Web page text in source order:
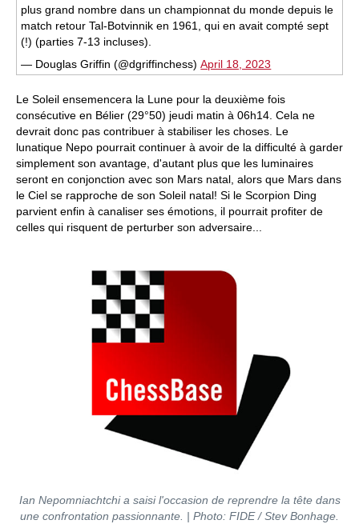
plus grand nombre dans un championnat du monde depuis le
match retour Tal-Botvinnik en 1961, qui en avait compté sept
(!) (parties 7-13 incluses).
— Douglas Griffin (@dgriffinchess)April 18, 2023
Le Soleil ensemencera la Lune pour la deuxième fois
consécutive en Bélier (29°50) jeudi matin à 06h14. Cela ne
devrait donc pas contribuer à stabiliser les choses. Le
lunatique Nepo pourrait continuer à avoir de la difficulté à garder
simplement son avantage, d'autant plus que les luminaires
seront en conjonction avec son Mars natal, alors que Mars dans
le Ciel se rapproche de son Soleil natal! Si le Scorpion Ding
parvient enfin à canaliser ses émotions, il pourrait profiter de
celles qui risquent de perturber son adversaire...
Ian Nepomniachtchi a saisi l'occasion de reprendre la tête dans
une confrontation passionnante. | Photo: FIDE / Stev Bonhage.